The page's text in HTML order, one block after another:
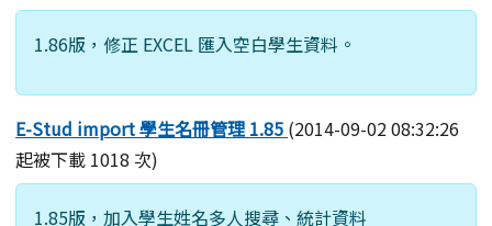
1.86版，修正 EXCEL 匯入空白學生資料。
E-Stud import 學生名冊管理 1.85 (2014-09-02 08:32:26
起被下載 1018 次)
1.85版，加入學生姓名多人搜尋、統計資料